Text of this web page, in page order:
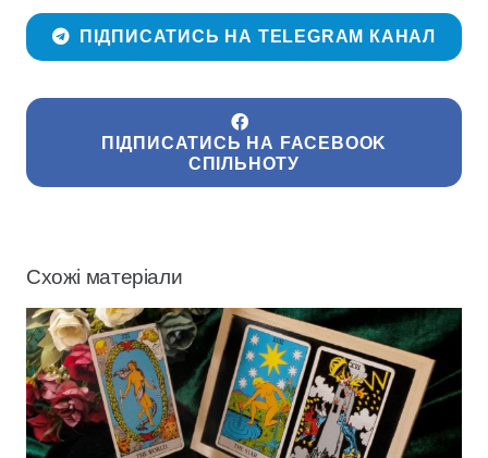
ПІДПИСАТИСЬ НА TELEGRAM КАНАЛ
ПІДПИСАТИСЬ НА FACEBOOK
СПІЛЬНОТУ
Схожі матеріали